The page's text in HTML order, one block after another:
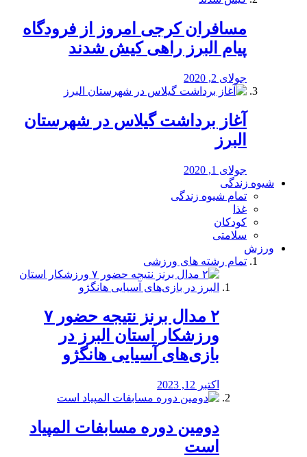
مسافران کرجی امروز از فرودگاه
پیام البرز راهی کیش شدند
جولای 2, 2020
آغاز برداشت گیلاس در شهرستان
البرز
جولای 1, 2020
شیوه زندگی
تمام شیوه زندگی
غذا
کودکان
سلامتی
ورزش
تمام رشته های ورزشی
۲ مدال برنز نتیجه حضور ۷
ورزشکار استان البرز در
بازی‌های آسیایی هانگژو
اکتبر 12, 2023
دومین دوره مسابفات المپیاد
است